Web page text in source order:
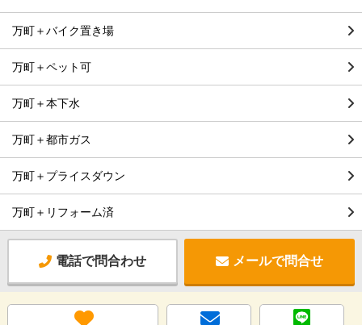
万町＋バイク置き場
万町＋ペット可
万町＋本下水
万町＋都市ガス
万町＋プライスダウン
万町＋リフォーム済
電話で問合わせ メールで問合せ